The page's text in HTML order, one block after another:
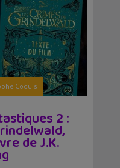
Coquis
2 :
de J.K.